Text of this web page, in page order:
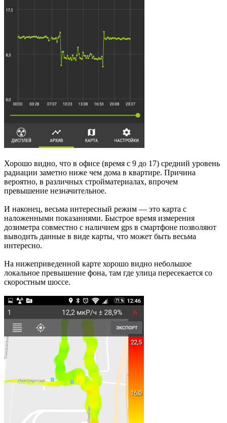
Хорошо видно, что в офисе (время с 9 до 17) средний уровень
радиации заметно ниже чем дома в квартире. Причина
вероятно, в различных стройматериалах, впрочем
превышение незначительное.
И наконец, весьма интересный режим — это карта с
наложенными показаниями. Быстрое время измерения
дозиметра совместно с наличием gps в смартфоне позволяют
выводить данные в виде карты, что может быть весьма
интересно.
На нижеприведенной карте хорошо видно небольшое
локальное превышение фона, там где улица пересекается со
скоростным шоссе.